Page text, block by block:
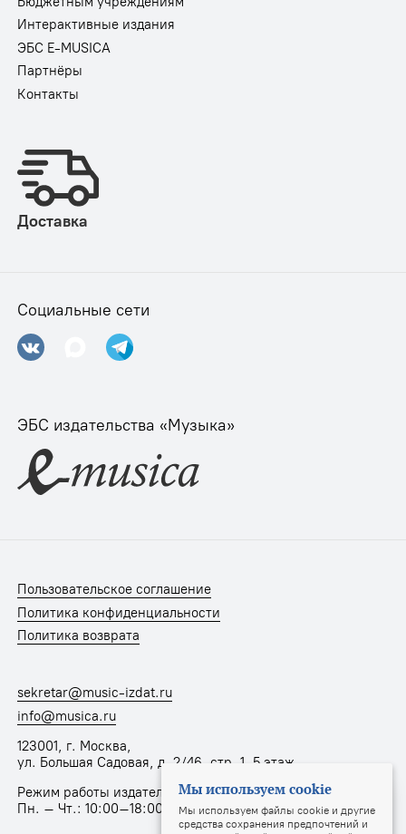
Интерактивные издания
ЭБС E-MUSICA
Партнёры
Контакты
Доставка
Социальные сети
ЭБС издательства «Музыка»
Пользовательское соглашение
Политика конфиденциальности
Политика возврата
sekretar@music-izdat.ru
info@musica.ru
123001, г. Москва,
ул. Большая Садовая, д. 2/46, стр. 1, 5 этаж
Режим работы издательства:
Пн. – Чт.: 10:00–18:00, Пт.: 10:00–17:00
Мы используем cookie
Мы используем файлы cookie и другие
средства сохранения предпочтений и